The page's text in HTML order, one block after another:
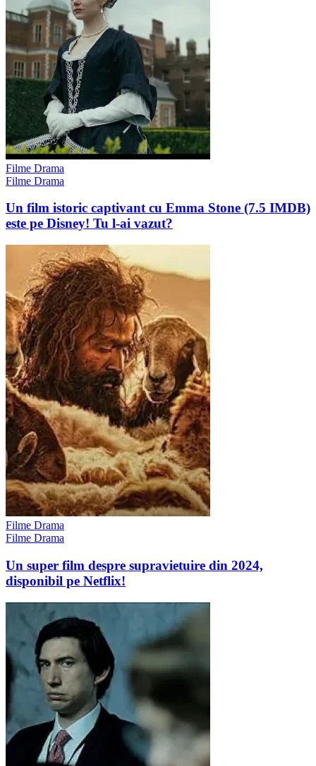
Filme Drama
Filme Drama
Un film istoric captivant cu Emma Stone (7.5 IMDB)
este pe Disney! Tu l-ai vazut?
Filme Drama
Filme Drama
Un super film despre supravietuire din 2024,
disponibil pe Netflix!